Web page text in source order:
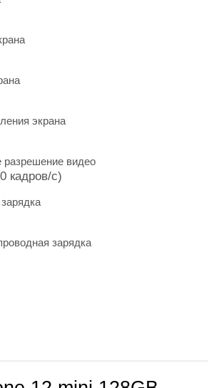
экрана
видео
кадров/с)
зарядка